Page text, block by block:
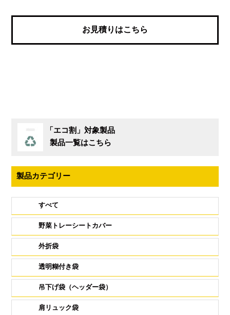
「エコ割」対象製品
製品一覧はこちら
製品カテゴリー
すべて
野菜トレーシートカバー
外折袋
透明糊付き袋
吊下げ袋（ヘッダー袋）
肩リュック袋
お見積りはこちら